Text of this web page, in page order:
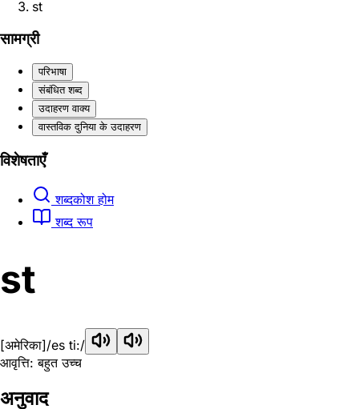
st
सामग्री
परिभाषा
संबंधित शब्द
उदाहरण वाक्य
वास्तविक दुनिया के उदाहरण
विशेषताएँ
शब्दकोश होम
शब्द रूप
st
[अमेरिका]/es ti:/
आवृत्ति: बहुत उच्च
अनुवाद